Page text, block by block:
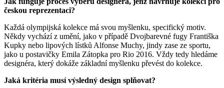
českou reprezentaci?
Každá olympijská kolekce má svou myšlenku, specifický motiv.
Někdy vychází z umění, jako v případě Dvojbarevné fugy Františka
Kupky nebo lipových lístků Alfonse Muchy, jindy zase ze sportu,
jako u postavičky Emila Zátopka pro Rio 2016. Vždy tedy hledáme
designéra, který dokáže základní myšlenku převést do kolekce.
Jaká kritéria musí výsledný design splňovat?